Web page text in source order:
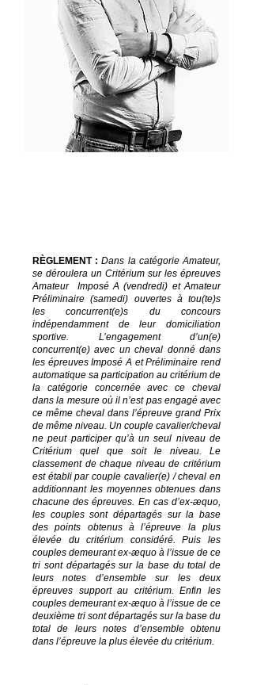
RÈGLEMENT:Dans la catégorie Amateur,
se déroulera un Critérium sur les épreuves
Amateur Imposé A (vendredi) et Amateur
Préliminaire (samedi) ouvertes à tou(te)s
les concurrent(e)s du concours
indépendamment de leur domiciliation
sportive. L’engagement d’un(e)
concurrent(e) avec un cheval donné dans
les épreuves Imposé A et Préliminaire rend
automatique sa participation au critérium de
la catégorie concernée avec ce cheval
dans la mesure où il n’est pas engagé avec
ce même cheval dans l’épreuve grand Prix
de même niveau. Un couple cavalier/cheval
ne peut participer qu’à un seul niveau de
Critérium quel que soit le niveau. Le
classement de chaque niveau de critérium
est établi par couple cavalier(e) / cheval en
additionnant les moyennes obtenues dans
chacune des épreuves. En cas d’ex-æquo,
les couples sont départagés sur la base
des points obtenus à l’épreuve la plus
élevée du critérium considéré. Puis les
couples demeurant ex-æquo à l’issue de ce
tri sont départagés sur la base du total de
leurs notes d’ensemble sur les deux
épreuves support au critérium. Enfin les
couples demeurant ex-æquo à l’issue de ce
deuxième tri sont départagés sur la base du
total de leurs notes d’ensemble obtenu
dans l’épreuve la plus élevée du critérium.